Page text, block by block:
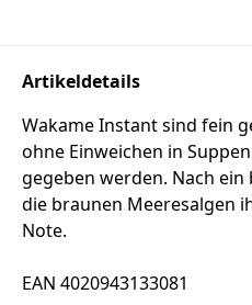
Artikeldetails
Wakame Instant sind fein
ohne Einweichen in
gegeben werden. Nach
die braunen Meeresalgen
Note.
EAN 4020943133081